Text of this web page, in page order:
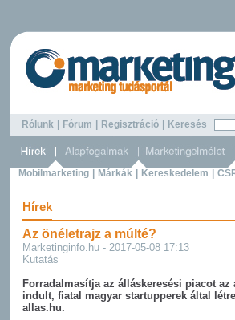
Rólunk Fórum Regisztráció Keresés
Mobilmarketing Márkák Kereskedelem
Hírek
Az önéletrajz a múlté?
Marketinginfo.hu - 2017-05-08 17:13
Kutatás
Forradalmasítja az álláskeresési piacot
indult, fiatal magyar startupperek által
allas.hu.